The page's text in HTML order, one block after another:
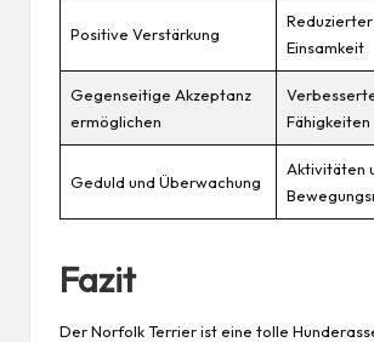
Positive Verstärkung
Einsamkeit
Gegenseitige Akzeptanz
ermöglichen
Fähigkeiten
Geduld und Überwachung
Aktivitäten
Fazit
Der Norfolk Terrier ist eine tolle